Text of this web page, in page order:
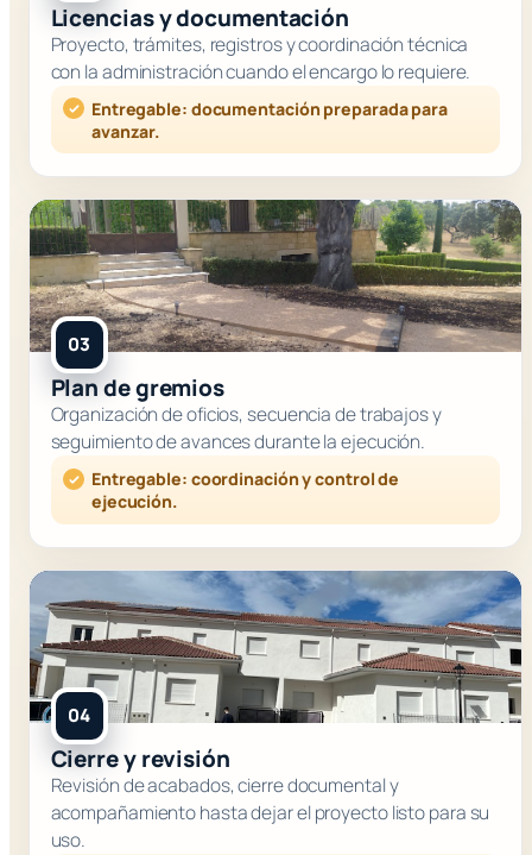
Licencias y documentación
Proyecto, trámites, registros y coordinación técnica
con la administración cuando el encargo lo requiere.
Entregable: documentación preparada para
avanzar.
03
Plan de gremios
Organización de oficios, secuencia de trabajos y
seguimiento de avances durante la ejecución.
Entregable: coordinación y control de
ejecución.
04
Cierre y revisión
Revisión de acabados, cierre documental y
acompañamiento hasta dejar el proyecto listo para su
uso.